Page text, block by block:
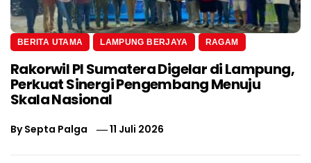
BERITA UTAMA LAMPUNG BERJAYA RAGAM
Rakorwil PI Sumatera Digelar di Lampung,
Perkuat Sinergi Pengembang Menuju
Skala Nasional
BySepta Palga 11 Juli 2026